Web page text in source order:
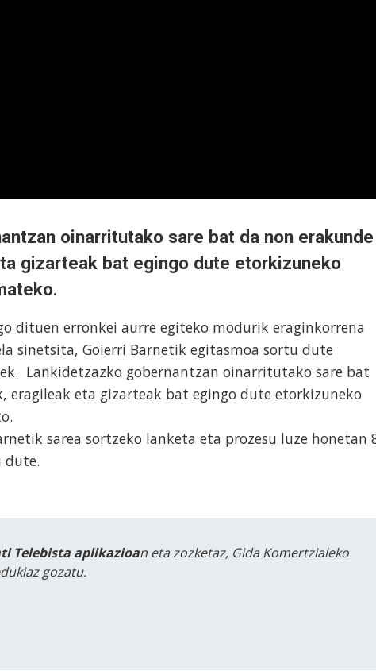
oinarritutako sare bat da non erakunde
gizarteak bat egingo dute etorkizuneko
dituen erronkei aurre egiteko modurik eraginkorrena
sinetsita, Goierri Barnetik egitasmoa sortu dute
Lankidetzazko gobernantzan oinarritutako sare bat
eragileak eta gizarteak bat egingo dute etorkizuneko
sarea sortzeko lanketa eta prozesu luze honetan
dute.
Telebista aplikazioan eta zozketaz, Gida Komertzialeko
gozatu.